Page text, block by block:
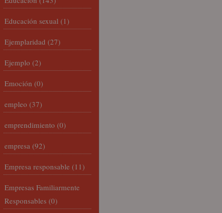
Educación sexual (1)
Ejemplaridad (27)
Ejemplo (2)
Emoción (0)
empleo (37)
emprendimiento (0)
empresa (92)
Empresa responsable (11)
Empresas Familiarmente
Responsables (0)